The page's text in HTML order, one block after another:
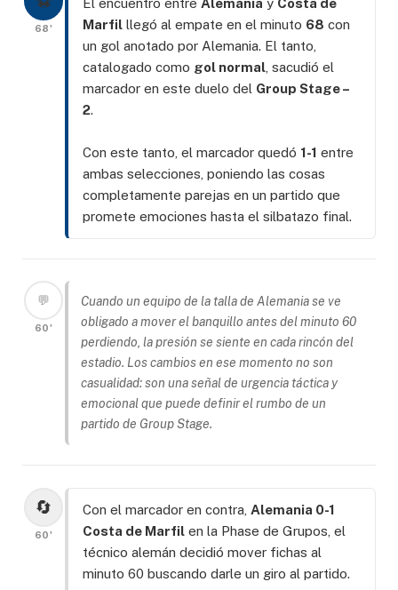
68'
El encuentro entre Alemania y Costa de
Marfil llegó al empate en el minuto 68 con
un gol anotado por Alemania. El tanto,
catalogado como gol normal, sacudió el
marcador en este duelo del Group Stage –
2.
Con este tanto, el marcador quedó 1-1 entre
ambas selecciones, poniendo las cosas
completamente parejas en un partido que
promete emociones hasta el silbatazo final.
💬
60'
Cuando un equipo de la talla de Alemania se ve
obligado a mover el banquillo antes del minuto 60
perdiendo, la presión se siente en cada rincón del
estadio. Los cambios en ese momento no son
casualidad: son una señal de urgencia táctica y
emocional que puede definir el rumbo de un
partido de Group Stage.
🔄
60'
Con el marcador en contra, Alemania 0-1
Costa de Marfil en la Phase de Grupos, el
técnico alemán decidió mover fichas al
minuto 60 buscando darle un giro al partido.